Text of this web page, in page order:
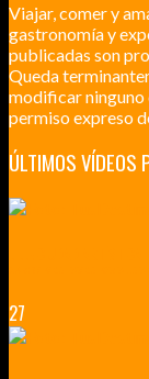
Viajar, comer y
gastronomía y
publicadas son
Queda
modificar ninguno
permiso expreso
ÚLTIMOS VÍDEOS
27